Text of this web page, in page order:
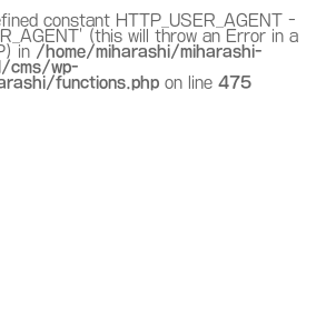
constant HTTP_USER_AGENT -
(this will throw an Error in a
in /home/miharashi/miharashi-
cms/wp-
functions.php on line 475